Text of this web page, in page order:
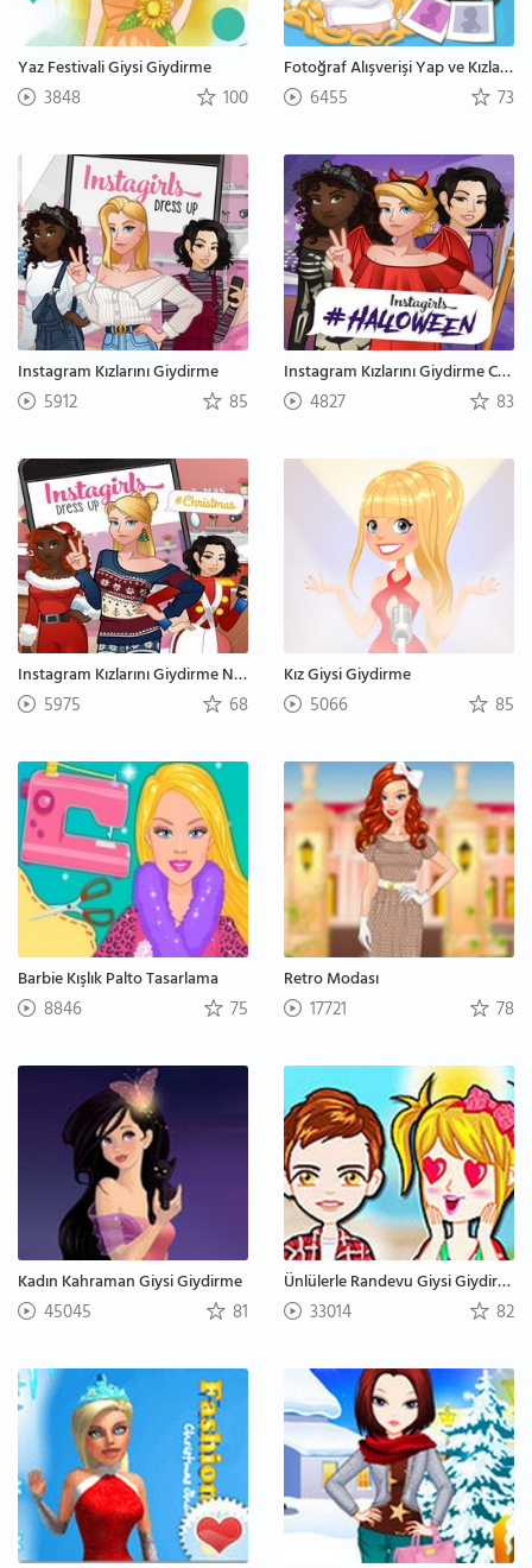
Yaz Festivali Giysi Giydirme
3848 100
Fotoğraf Alışverişi Yap ve Kızları Giydir
6455 73
Instagram Kızlarını Giydirme
5912 85
Instagram Kızlarını Giydirme Cadılar Bayramı
4827 83
Instagram Kızlarını Giydirme Noel
5975 68
Kız Giysi Giydirme
5066 85
Barbie Kışlık Palto Tasarlama
8846 75
Retro Modası
17721 78
Kadın Kahraman Giysi Giydirme
45045 81
Ünlülerle Randevu Giysi Giydirme
33014 82